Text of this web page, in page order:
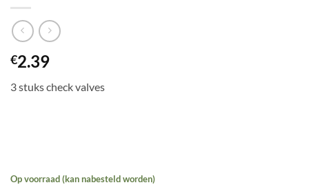
€2.39
3 stuks check valves
Op voorraad (kan nabesteld worden)